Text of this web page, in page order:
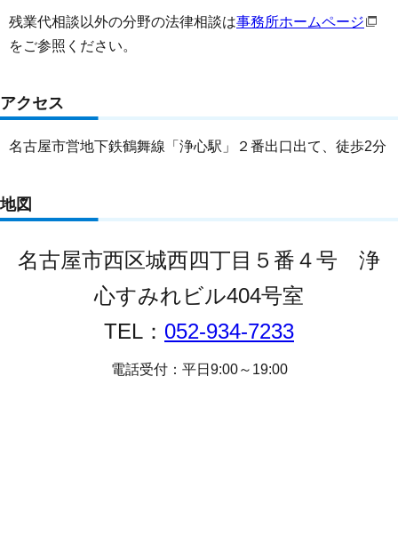
残業代相談以外の分野の法律相談は事務所ホームページ
をご参照ください。
アクセス
名古屋市営地下鉄鶴舞線「浄心駅」２番出口出て、徒歩2分
地図
名古屋市西区城西四丁目５番４号 浄
心すみれビル404号室
TEL： 052-934-7233
電話受付：平日9:00～19:00